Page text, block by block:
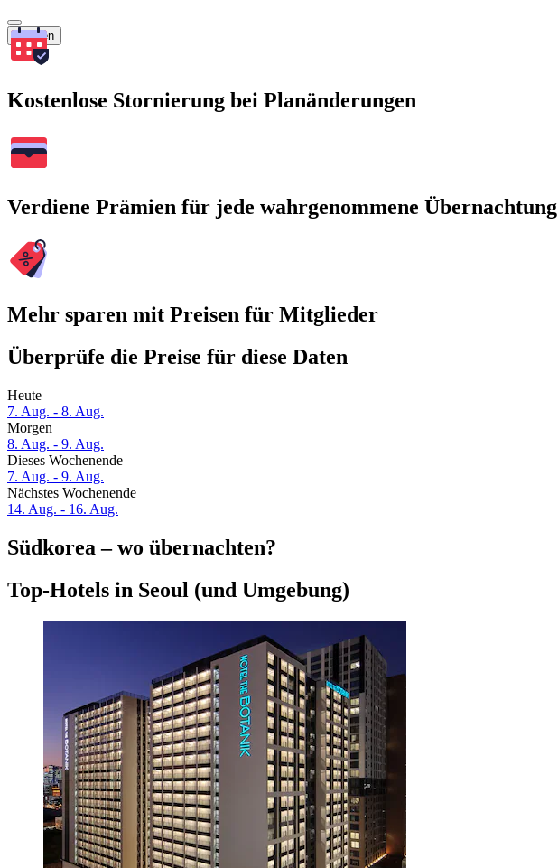
Suchen
Kostenlose Stornierung bei Planänderungen
Verdiene Prämien für jede wahrgenommene Übernachtung
Mehr sparen mit Preisen für Mitglieder
Überprüfe die Preise für diese Daten
Heute
7. Aug. - 8. Aug.
Morgen
8. Aug. - 9. Aug.
Dieses Wochenende
7. Aug. - 9. Aug.
Nächstes Wochenende
14. Aug. - 16. Aug.
Südkorea – wo übernachten?
Top-Hotels in Seoul (und Umgebung)